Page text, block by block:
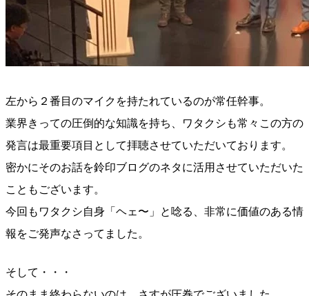
左から２番目のマイクを持たれているのが常任幹事。
業界きっての圧倒的な知識を持ち、ワタクシも常々この方の
発言は最重要項目として拝聴させていただいております。
密かにそのお話を鈴印ブログのネタに活用させていただいた
こともございます。
今回もワタクシ自身「ヘェ〜」と唸る、非常に価値のある情
報をご発声なさってました。
そして・・・